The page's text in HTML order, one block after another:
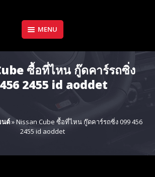
MENU
ซื้อที่ไหน กู๊ดคาร์รถซิ่ง
2455 id aoddet
นต์»Nissan Cube ซื้อที่ไหน กู๊ดคาร์รถซิ่ง 099 456
2455 id aoddet